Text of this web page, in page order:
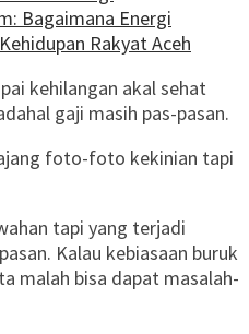
Bagaimana Energi
Rakyat Aceh
kehilangan akal sehat
gaji masih pas-pasan.
foto-foto kekinian tapi
tapi yang terjadi
Kalau kebiasaan buruk
malah bisa dapat masalah-